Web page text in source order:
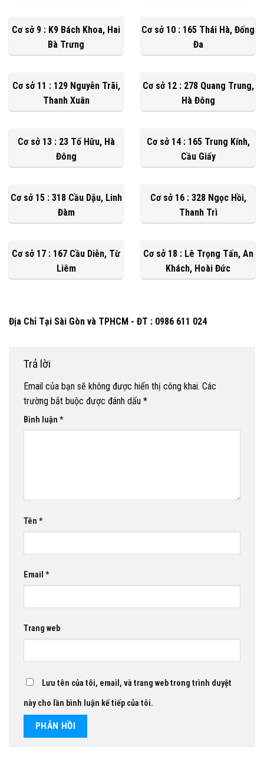
Cơ sở 9 : K9 Bách Khoa, Hai
Bà Trưng
Cơ sở 10 : 165 Thái Hà, Đống
Đa
Cơ sở 11 : 129 Nguyễn Trãi,
Thanh Xuân
Cơ sở 12 : 278 Quang Trung,
Hà Đông
Cơ sở 13 : 23 Tố Hữu, Hà
Đông
Cơ sở 14 : 165 Trung Kính,
Cầu Giấy
Cơ sở 15 : 318 Cầu Dậu, Linh
Đàm
Cơ sở 16 : 328 Ngọc Hồi,
Thanh Trì
Cơ sở 17 : 167 Cầu Diễn, Từ
Liêm
Cơ sở 18 : Lê Trọng Tấn, An
Khách, Hoài Đức
Địa Chỉ Tại Sài Gòn và TPHCM - ĐT : 0986 611 024
Trả lời
Email của bạn sẽ không được hiển thị công khai. Các
trường bắt buộc được đánh dấu *
Bình luận *
Tên *
Email *
Trang web
Lưu tên của tôi, email, và trang web trong trình duyệt
này cho lần bình luận kế tiếp của tôi.